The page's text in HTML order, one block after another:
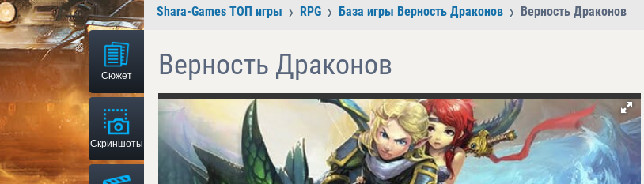
Shara-Games ТОП игры RPG База игры Верность Драконов Верность Драконов
Сюжет
Скриншоты
Верность Драконов